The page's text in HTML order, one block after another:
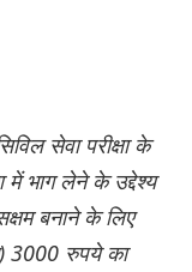
सेवा परीक्षा के
में भाग लेने के उद्देश्य
बनाने के लिए
3000 रुपये का